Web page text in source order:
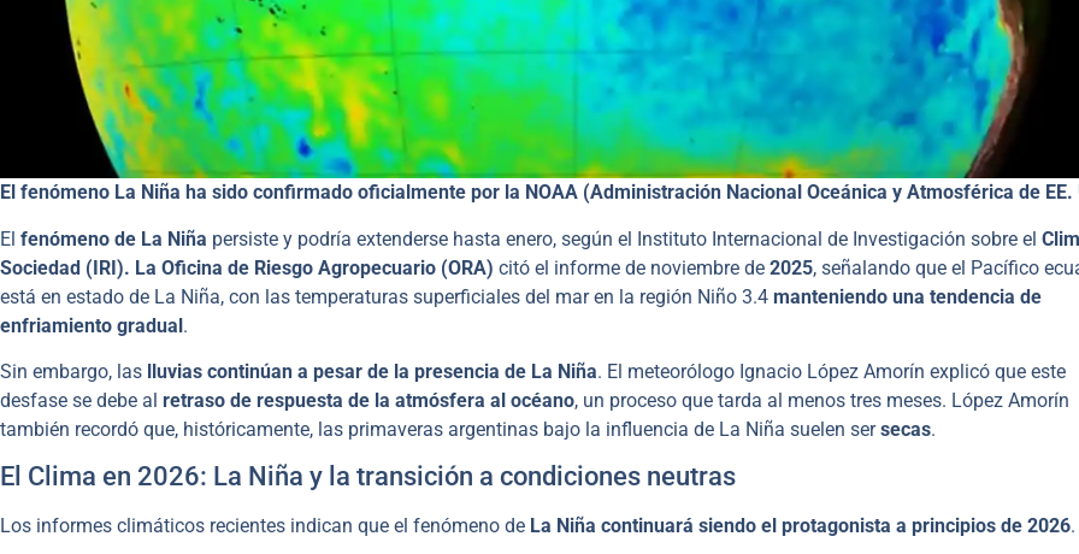
El fenómeno La Niña ha sido confirmado oficialmente por la NOAA (Administración Nacional Oceánica y Atmosférica de EE.
El fenómeno de La Niña persiste y podría extenderse hasta enero, según el Instituto Internacional de Investigación sobre el
Sociedad (IRI). La Oficina de Riesgo Agropecuario (ORA) citó el informe de noviembre de 2025, señalando que el Pacífico
está en estado de La Niña, con las temperaturas superficiales del mar en la región Niño 3.4 manteniendo una tendencia de
enfriamiento gradual.
Sin embargo, las lluvias continúan a pesar de la presencia de La Niña. El meteorólogo Ignacio López Amorín explicó que este
desfase se debe al retraso de respuesta de la atmósfera al océano, un proceso que tarda al menos tres meses. López Amorín
también recordó que, históricamente, las primaveras argentinas bajo la influencia de La Niña suelen sersecas.
El Clima en 2026: La Niña y la transición a condiciones neutras
Los informes climáticos recientes indican que el fenómeno de La Niña continuará siendo el protagonista a principios de 2026.